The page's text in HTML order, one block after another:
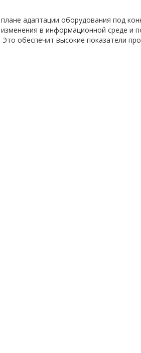
адаптации оборудования под
в информационной среде и
обеспечит высокие показатели